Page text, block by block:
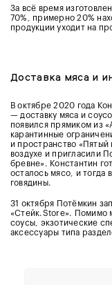
За всё время
70%, примерно 20%
продукции уходит на
Доставка мяса и
В октябре 2020 года
— доставку мяса и
появился прямиком из
карантинные
и пространство «Пятый
воздухе и пригласили
бревне». Константин
осталось мясо, и тогда
говядины.
31 октября Потёмкин
«Стейк.Store». Помимо
соусы, экзотические
аксессуары типа